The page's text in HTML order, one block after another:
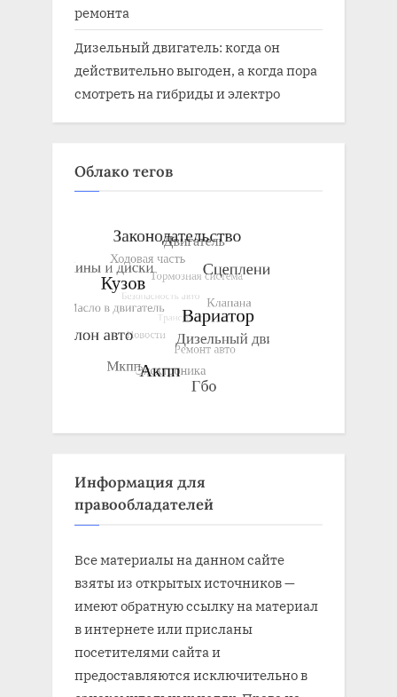
ремонта
Дизельный двигатель: когда он
действительно выгоден, а когда пора
смотреть на гибриды и электро
Облако тегов
Информация для
правообладателей
Все материалы на данном сайте
взяты из открытых источников —
имеют обратную ссылку на материал
в интернете или присланы
посетителями сайта и
предоставляются исключительно в